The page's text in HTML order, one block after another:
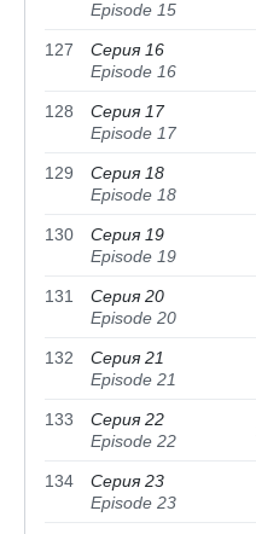
Episode 15
127
Серия 16
Episode 16
128
Серия 17
Episode 17
129
Серия 18
Episode 18
130
Серия 19
Episode 19
131
Серия 20
Episode 20
132
Серия 21
Episode 21
133
Серия 22
Episode 22
134
Серия 23
Episode 23